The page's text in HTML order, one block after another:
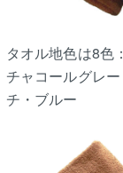
タオル地色は8色
チャコールグレ
チ・ブルー